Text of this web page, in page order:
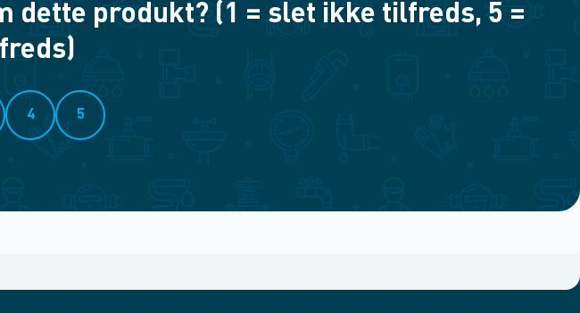
produkt? (1 = slet ikke tilfreds, 5 =
4 5